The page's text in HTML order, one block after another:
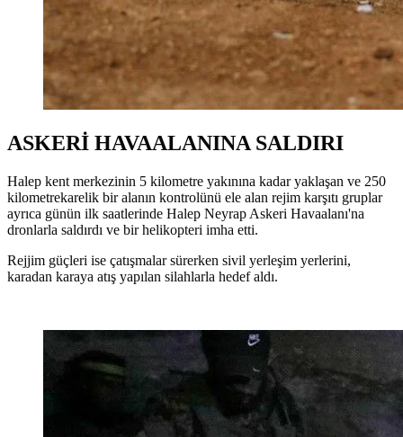
ASKERİ HAVAALANINA SALDIRI
Halep kent merkezinin 5 kilometre yakınına kadar yaklaşan ve 250
kilometrekarelik bir alanın kontrolünü ele alan rejim karşıtı gruplar
ayrıca günün ilk saatlerinde Halep Neyrap Askeri Havaalanı'na
dronlarla saldırdı ve bir helikopteri imha etti.
Rejjim güçleri ise çatışmalar sürerken sivil yerleşim yerlerini,
karadan karaya atış yapılan silahlarla hedef aldı.